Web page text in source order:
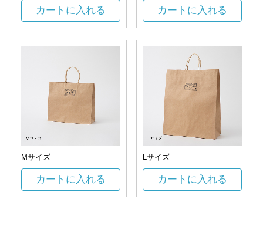
カートに入れる カートに入れる
Mサイズ
カートに入れる
Lサイズ
カートに入れる